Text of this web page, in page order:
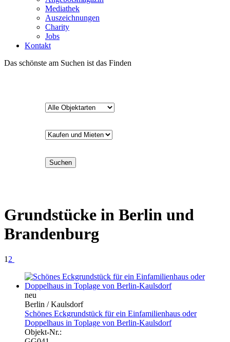
Mediathek
Auszeichnungen
Charity
Jobs
Kontakt
Das schönste am Suchen ist das Finden
Suchen
Grundstücke in Berlin und
Brandenburg
1 2
neu
Berlin / Kaulsdorf
Schönes Eckgrundstück für ein Einfamilienhaus oder
Doppelhaus in Toplage von Berlin-Kaulsdorf
Objekt-Nr.: